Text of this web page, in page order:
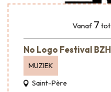
Vanaf 7 tot
No Logo Festival BZH
MUZIEK
Saint-Père